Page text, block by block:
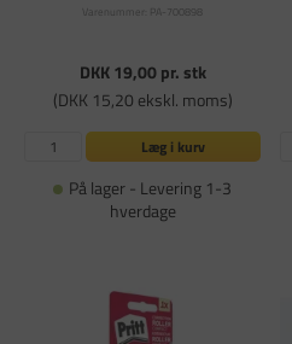
Varenummer: PA-700898
DKK 19,00pr. stk
(DKK 15,20 ekskl. moms)
Læg i kurv
På lager - Levering 1-3
hverdage